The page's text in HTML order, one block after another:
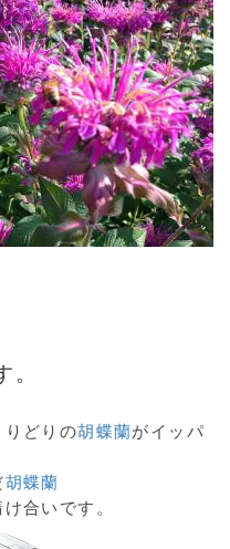
りどりの胡蝶蘭がイッパ
胡蝶蘭
合いです。